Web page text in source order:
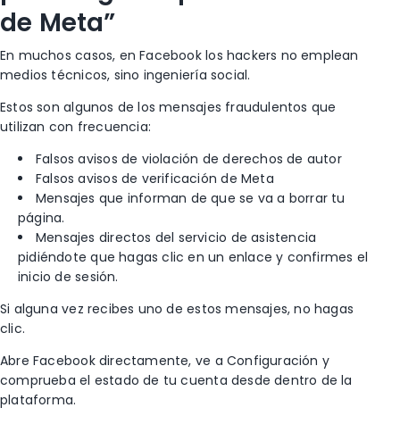
de Meta”
En muchos casos, en Facebook los hackers no emplean
medios técnicos, sino ingeniería social.
Estos son algunos de los mensajes fraudulentos que
utilizan con frecuencia:
Falsos avisos de violación de derechos de autor
Falsos avisos de verificación de Meta
Mensajes que informan de que se va a borrar tu
página.
Mensajes directos del servicio de asistencia
pidiéndote que hagas clic en un enlace y confirmes el
inicio de sesión.
Si alguna vez recibes uno de estos mensajes, no hagas
clic.
Abre Facebook directamente, ve a Configuración y
comprueba el estado de tu cuenta desde dentro de la
plataforma.